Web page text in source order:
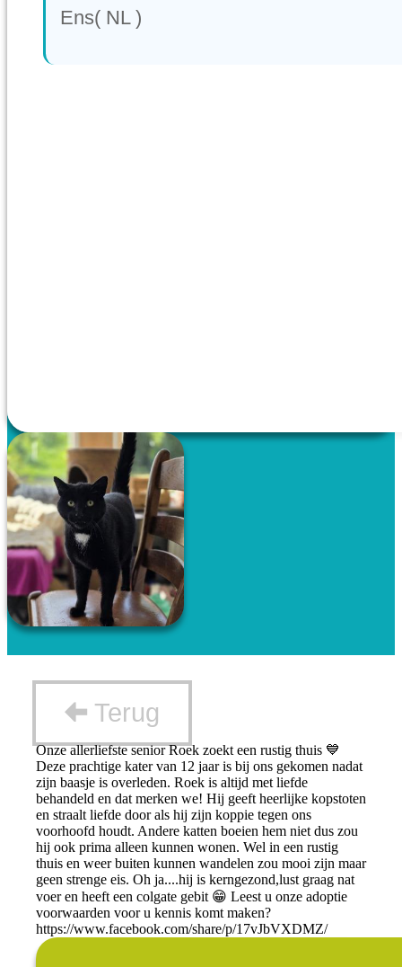
Ens( NL )
Terug
Onze allerliefste senior Roek zoekt een rustig thuis 💙
Deze prachtige kater van 12 jaar is bij ons gekomen nadat
zijn baasje is overleden. Roek is altijd met liefde
behandeld en dat merken we! Hij geeft heerlijke kopstoten
en straalt liefde door als hij zijn koppie tegen ons
voorhoofd houdt. Andere katten boeien hem niet dus zou
hij ook prima alleen kunnen wonen. Wel in een rustig
thuis en weer buiten kunnen wandelen zou mooi zijn maar
geen strenge eis. Oh ja....hij is kerngezond,lust graag nat
voer en heeft een colgate gebit 😁 Leest u onze adoptie
voorwaarden voor u kennis komt maken?
https://www.facebook.com/share/p/17vJbVXDMZ/